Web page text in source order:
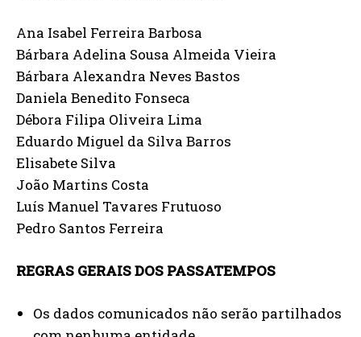
Ana Isabel Ferreira Barbosa
Bárbara Adelina Sousa Almeida Vieira
Bárbara Alexandra Neves Bastos
Daniela Benedito Fonseca
Débora Filipa Oliveira Lima
Eduardo Miguel da Silva Barros
Elisabete Silva
João Martins Costa
Luís Manuel Tavares Frutuoso
Pedro Santos Ferreira
REGRAS GERAIS DOS PASSATEMPOS
Os dados comunicados não serão partilhados